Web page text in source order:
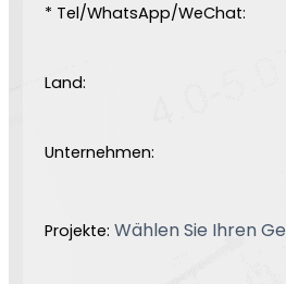
* Tel/WhatsApp/WeChat:
Land:
Unternehmen:
Projekte: